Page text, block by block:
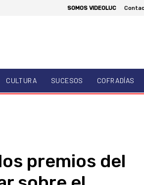
SOMOS VIDEOLUC
CULTURA SUCESOS COFRADÍAS
premios del